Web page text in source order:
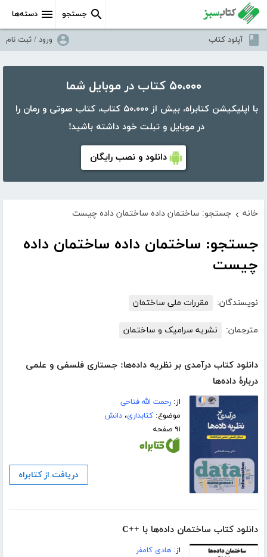
دسته‌ها جستجو
آپلود کتاب ورود / ثبت نام
۵۰،۰۰۰ کتاب در موبایل شما
با اپلیکیشن کتابراه، بیش از ۵۰،۰۰۰ کتاب، کتاب صوتی و رمان را
در موبایل و تبلت خود داشته باشید!
دانلود و نصب رایگان
خانه › جستجو: ساختمان داده ساختمان داده چیست
جستجو: ساختمان داده ساختمان داده
چیست
نویسندگان: مقررات ملی ساختمان
مترجمان: نشریه سرامیک و ساختمان
دانلود کتاب درآمدی بر نظریه داده‌ها: جستاری فلسفی و علمی
دربارۀ داده‌ها
از:رحمت الله فتاحی
موضوع:کتابداری،دانش
۹۱ صفحه
دریافت از کتابراه
دانلود کتاب ساختمان داده‌ها با ++C
از:هادی کامفر